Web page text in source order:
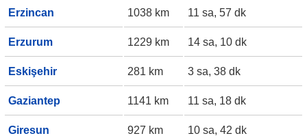
Erzincan 1038 km 11 sa, 57 dk
Erzurum 1229 km 14 sa, 10 dk
Eskişehir 281 km 3 sa, 38 dk
Gaziantep 1141 km 11 sa, 18 dk
Giresun 927 km 10 sa, 42 dk